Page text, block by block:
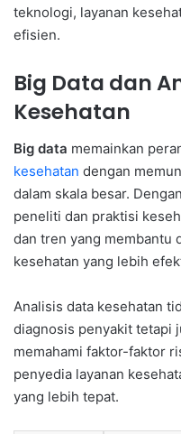
teknologi, layanan
efisien.
Big Data dan
Kesehatan
Big data memainkan
kesehatan dengan
dalam skala besar.
peneliti dan praktisi
dan tren yang membantu
kesehatan yang lebih
Analisis data kesehatan
diagnosis penyakit tetapi
memahami faktor-faktor
penyedia layanan
yang lebih tepat.